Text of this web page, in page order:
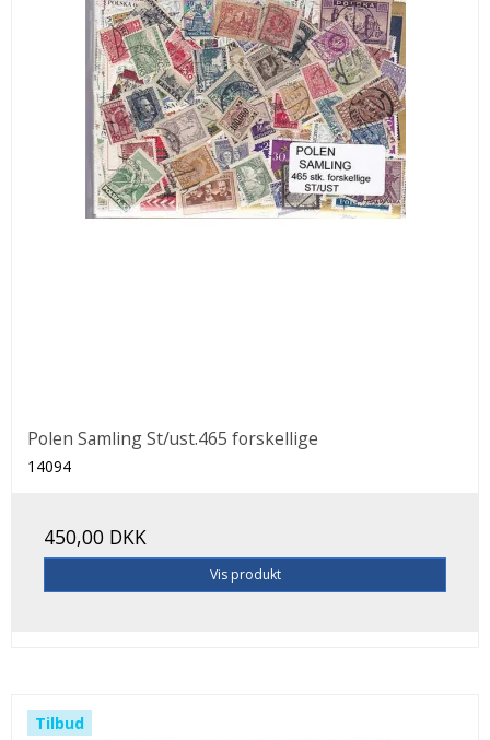
Polen Samling St/ust.465 forskellige
14094
450,00 DKK
Vis produkt
Tilbud